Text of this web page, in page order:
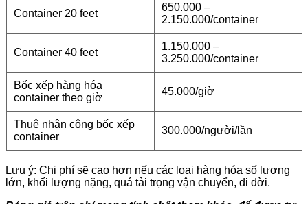
Container 20 feet
650.000 –
2.150.000/container
Container 40 feet
1.150.000 –
3.250.000/container
Bốc xếp hàng hóa
container theo giờ
45.000/giờ
Thuê nhân công bốc xếp
container
300.000/người/lần
Lưu ý: Chi phí sẽ cao hơn nếu các loại hàng hóa số lượng
lớn, khối lượng nặng, quá tải trọng vận chuyển, di dời.